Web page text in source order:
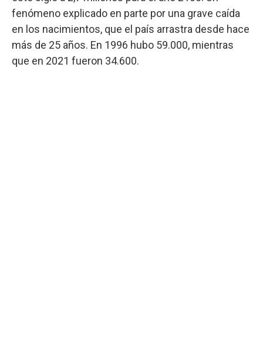
fenómeno explicado en parte por una grave caída
en los nacimientos, que el país arrastra desde hace
más de 25 años. En 1996 hubo 59.000, mientras
que en 2021 fueron 34.600.